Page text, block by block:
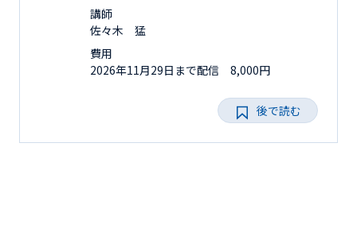
講師
佐々木 猛
費用
2026年11月29日まで配信 8,000円
後で読む